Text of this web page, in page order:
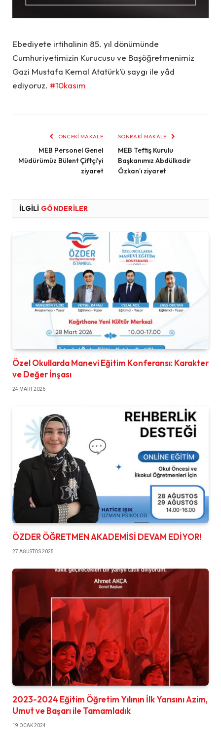
Ebediyete irtihalinin 85. yıl dönümünde
Cumhuriyetimizin Kurucusu ve Başöğretmenimiz
Gazi Mustafa Kemal Atatürk’ü saygı ile yâd
ediyoruz. #10kasım
ÖNCEKI MAKALE
MEB Personel Genel
Müdürümüz Bülent Çiftçi’yi
ziyaret
SONRAKI MAKALE
MEB Teftiş Kurulu
Başkanımız Abdülkadir
Özkan’ı ziyaret
İLGILI GÖNDERILER
Özel Okullarda Manevi Eğitim Konferansı: Karakter
ve Değer İnşası
24 MART 2026
ÖZDER ÖĞRETMEN AKADEMİSİ DEVAM EDİYOR!
27 AĞUSTOS 2025
2023-2024 Eğitim Öğretim Yılının İlk Yarısını Azim,
Umut ve Başarı ile Tamamladık
19 OCAK 2024